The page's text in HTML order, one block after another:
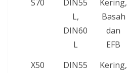
S70
DIN55
L,
DIN60
L
Kering,
Basah
dan
EFB
X50
DIN55
Kering,